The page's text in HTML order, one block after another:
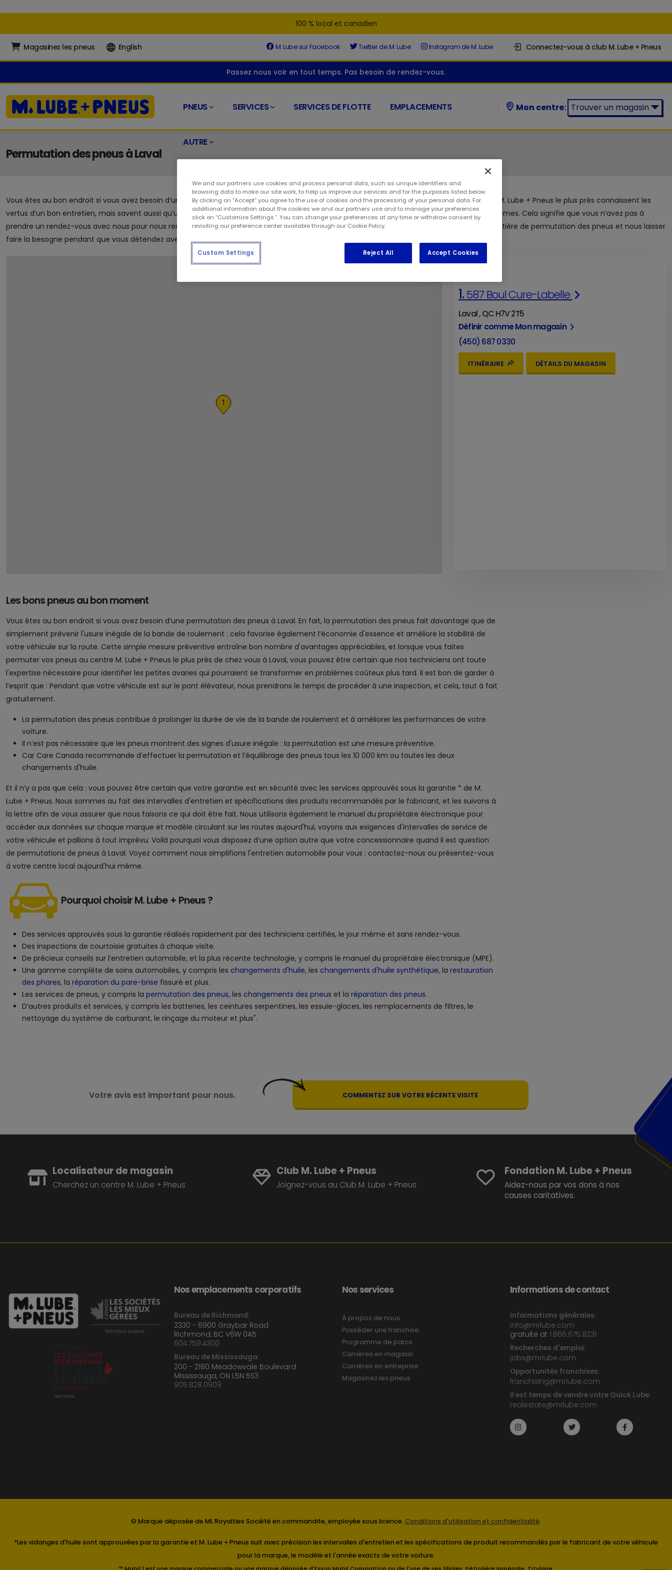
100 % local et canadien
Magasinez les pneus English M. Lube sur Facebook Twitter de M. Lube Instagram de M. Lube Connectez-vous à club M. Lube + Pneus
Passez nous voir en tout temps. Pas besoin de rendez-vous.
PNEUS SERVICES SERVICES DE FLOTTE EMPLACEMENTS
AUTRE
Mon centre: Trouver un magasin
Permutation des pneus à Laval
Vous êtes au bon endroit si vous avez besoin d’une permutation des pneus à Laval. Les spécialistes de l'automobile certifiés de votre centre M. Lube + Pneus le plus près connaissent les
vertus d’un bon entretien, mais savent aussi qu’un service à la clientèle de qualité est tout aussi important que les soins automobiles eux-mêmes. Cela signifie que vous n’avez pas à
prendre un rendez-vous avec nous pour nous rendre visite, et que tout ce que vous aurez à faire est de nous faire part de vos besoins en matière de permutation des pneus et nous laisser
faire la besogne pendant que vous détendez avec un café et des journaux gratuits.
1
1. 587 Boul Cure-Labelle
Laval , QC H7V 2T5
Définir comme Mon magasin
(450) 687 0330
ITINÉRAIRE DÉTAILS DU MAGASIN
Les bons pneus au bon moment
Vous êtes au bon endroit si vous avez besoin d’une permutation des pneus à Laval. En fait, la permutation des pneus fait davantage que de
simplement prévenir l'usure inégale de la bande de roulement : cela favorise également l’économie d'essence et améliore la stabilité de
votre véhicule sur la route. Cette simple mesure préventive entraîne bon nombre d'avantages appréciables, et lorsque vous faites
permuter vos pneus au centre M. Lube + Pneus le plus près de chez vous à Laval, vous pouvez être certain que nos techniciens ont toute
l'expertise nécessaire pour identifier les petites avaries qui pourraient se transformer en problèmes coûteux plus tard. Il est bon de garder à
l’esprit que : Pendant que votre véhicule est sur le pont élévateur, nous prendrons le temps de procéder à une inspection, et cela, tout à fait
gratuitement.
La permutation des pneus contribue à prolonger la durée de vie de la bande de roulement et à améliorer les performances de votre
voiture.
Il n’est pas nécessaire que les pneus montrent des signes d'usure inégale : la permutation est une mesure préventive.
Car Care Canada recommande d’effectuer la permutation et l’équilibrage des pneus tous les 10 000 km ou toutes les deux
changements d'huile.
Et il n’y a pas que cela : vous pouvez être certain que votre garantie est en sécurité avec les services approuvés sous la garantie * de M.
Lube + Pneus. Nous sommes au fait des intervalles d'entretien et spécifications des produits recommandés par le fabricant, et les suivons à
la lettre afin de vous assurer que nous faisons ce qui doit être fait. Nous utilisons également le manuel du propriétaire électronique pour
accéder aux données sur chaque marque et modèle circulant sur les routes aujourd'hui, voyons aux exigences d'intervalles de service de
votre véhicule et pallions à tout imprévu. Voilà pourquoi vous disposez d’une option autre que votre concessionnaire quand il est question
de permutations de pneus à Laval. Voyez comment nous simplifions l'entretien automobile pour vous : contactez-nous ou présentez-vous
à votre centre local aujourd'hui même.
Pourquoi choisir M. Lube + Pneus ?
Des services approuvés sous la garantie réalisés rapidement par des techniciens certifiés, le jour même et sans rendez-vous.
Des inspections de courtoisie gratuites à chaque visite.
De précieux conseils sur l’entretien automobile, et la plus récente technologie, y compris le manuel du propriétaire électronique (MPE).
Une gamme complète de soins automobiles, y compris les changements d'huile, les changements d'huile synthétique, la restauration
des phares, la réparation du pare-brise fissuré et plus.
Les services de pneus, y compris la permutation des pneus, les changements des pneus et la réparation des pneus.
D’autres produits et services, y compris les batteries, les ceintures serpentines, les essuie-glaces, les remplacements de filtres, le
nettoyage du système de carburant, le rinçage du moteur et plus".
Votre avis est important pour nous. COMMENTEZ SUR VOTRE RÉCENTE VISITE
Localisateur de magasin
Cherchez un centre M. Lube + Pneus
Club M. Lube + Pneus
Joignez-vous au Club M. Lube + Pneus
Fondation M. Lube + Pneus
Aidez-nous par vos dons à nos
causes caritatives.
Nos emplacements corporatifs
Bureau de Richmond:
2330 - 6900 Graybar Road
Richmond, BC V6W 0A5
604.759.4300
Bureau de Mississauga:
200 - 2180 Meadowvale Boulevard
Mississauga, ON L5N 5S3
905.828.0909
Nos services
À propos de nous
Posséder une franchise
Programme de parcs
Carrières en magasin
Carrières en entreprise
Magasinez les pneus
Informations de contact
Informations générales:
info@mrlube.com
gratuite at 1.866.675.8231
Recherches d'emploi:
jobs@mrlube.com
Opportunités franchises:
franchising@mrlube.com
Il est temps de vendre votre Quick Lube:
realestate@mrlube.com
© Marque déposée de ML Royalties Société en commandite, employée sous licence. Conditions d'utilisation et confidentialité.
*Les vidanges d'huile sont approuvées par la garantie et M. Lube + Pneus suit avec précision les intervalles d'entretien et les spécifications de produit recommandés par le fabricant de votre véhicule
pour la marque, le modèle et l'année exacts de votre voiture.
We and our partners use cookies and process personal data, such as unique identifiers and
browsing data to make our site work, to help us improve our services and for the purposes listed below.
By clicking on “Accept” you agree to the use of cookies and the processing of your personal data. For
additional information about the cookies we and our partners use and to manage your preferences
click on “Customize Settings.”. You can change your preferences at any time or withdraw consent by
revisiting our preference center available through our Cookie Policy.
Reject All Accept Cookies
Custom Settings